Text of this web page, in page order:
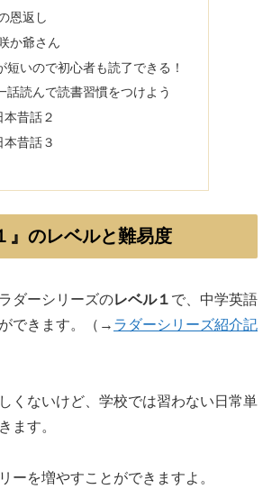
恩返し
か爺さん
短いので初心者も読了できる！
話読んで読書習慣をつけよう
本昔話２
本昔話３
』のレベルと難易度
ダーシリーズのレベル１ で、中学英語
できます。（→ ラダーシリーズ紹介記
くないけど、学校では習わない日常単
ます。
ーを増やすことができますよ。